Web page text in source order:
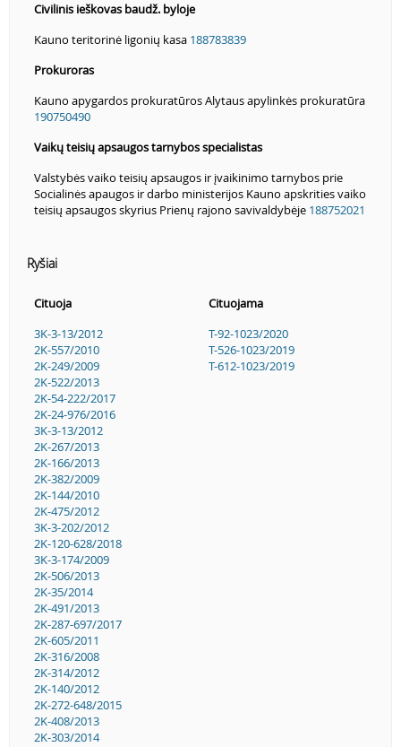
Civilinis ieškovas baudž. byloje
Kauno teritorinė ligonių kasa 188783839
Prokuroras
Kauno apygardos prokuratūros Alytaus apylinkės prokuratūra
190750490
Vaikų teisių apsaugos tarnybos specialistas
Valstybės vaiko teisių apsaugos ir įvaikinimo tarnybos prie
Socialinės apaugos ir darbo ministerijos Kauno apskrities vaiko
teisių apsaugos skyrius Prienų rajono savivaldybėje 188752021
Ryšiai
Cituoja
Cituojama
3K-3-13/2012
2K-557/2010
2K-249/2009
2K-522/2013
2K-54-222/2017
2K-24-976/2016
3K-3-13/2012
2K-267/2013
2K-166/2013
2K-382/2009
2K-144/2010
2K-475/2012
3K-3-202/2012
2K-120-628/2018
3K-3-174/2009
2K-506/2013
2K-35/2014
2K-491/2013
2K-287-697/2017
2K-605/2011
2K-316/2008
2K-314/2012
2K-140/2012
2K-272-648/2015
2K-408/2013
2K-303/2014
T-92-1023/2020
T-526-1023/2019
T-612-1023/2019